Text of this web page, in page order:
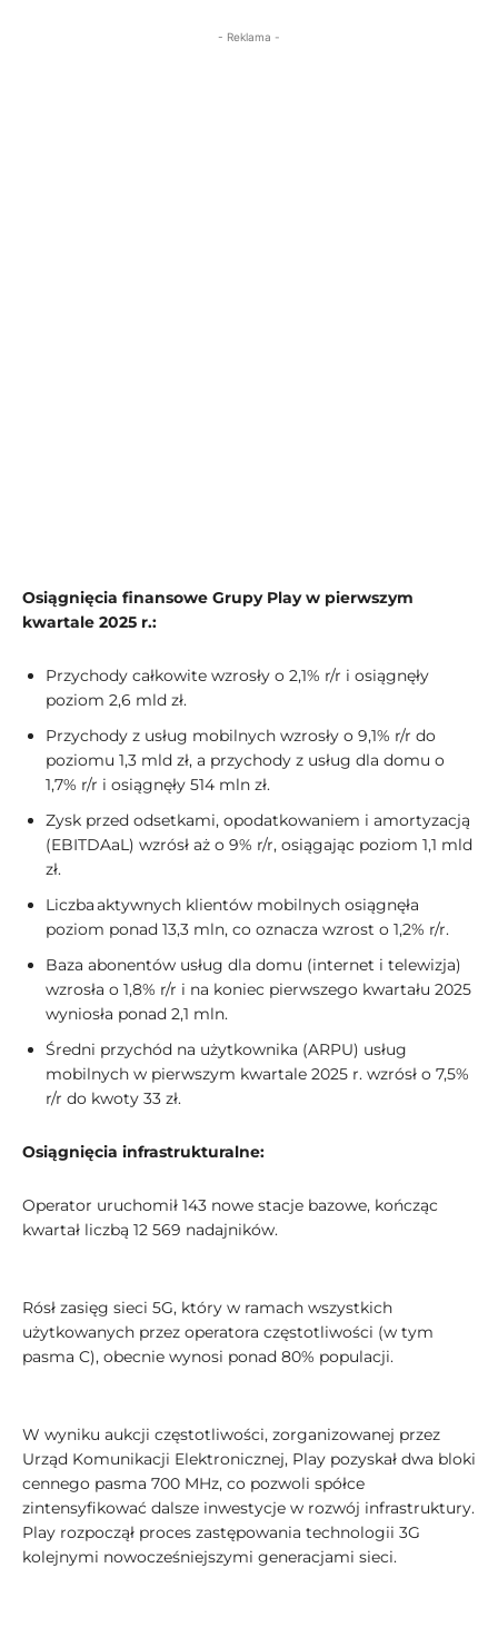
- Reklama -
Osiągnięcia finansowe Grupy Play w pierwszym
kwartale 2025 r.:
Przychody całkowite wzrosły o 2,1% r/r i osiągnęły
poziom 2,6 mld zł.
Przychody z usług mobilnych wzrosły o 9,1% r/r do
poziomu 1,3 mld zł, a przychody z usług dla domu o
1,7% r/r i osiągnęły 514 mln zł.
Zysk przed odsetkami, opodatkowaniem i amortyzacją
(EBITDAaL) wzrósł aż o 9% r/r, osiągając poziom 1,1 mld
zł.
Liczba aktywnych klientów mobilnych osiągnęła
poziom ponad 13,3 mln, co oznacza wzrost o 1,2% r/r.
Baza abonentów usług dla domu (internet i telewizja)
wzrosła o 1,8% r/r i na koniec pierwszego kwartału 2025
wyniosła ponad 2,1 mln.
Średni przychód na użytkownika (ARPU) usług
mobilnych w pierwszym kwartale 2025 r. wzrósł o 7,5%
r/r do kwoty 33 zł.
Osiągnięcia infrastrukturalne:
Operator uruchomił 143 nowe stacje bazowe, kończąc
kwartał liczbą 12 569 nadajników.
Rósł zasięg sieci 5G, który w ramach wszystkich
użytkowanych przez operatora częstotliwości (w tym
pasma C), obecnie wynosi ponad 80% populacji.
W wyniku aukcji częstotliwości, zorganizowanej przez
Urząd Komunikacji Elektronicznej, Play pozyskał dwa bloki
cennego pasma 700 MHz, co pozwoli spółce
zintensyfikować dalsze inwestycje w rozwój infrastruktury.
Play rozpoczął proces zastępowania technologii 3G
kolejnymi nowocześniejszymi generacjami sieci.